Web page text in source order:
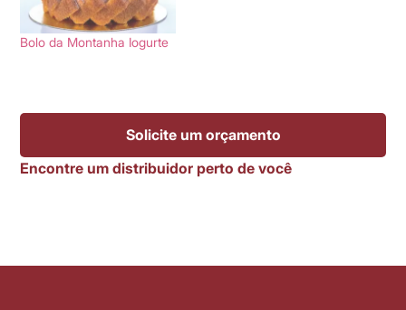
Bolo da Montanha Iogurte
Solicite um orçamento
Encontre um distribuidor perto de você